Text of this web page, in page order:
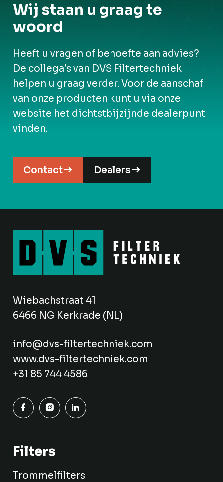
Wij staan u graag te
woord
Heeft u vragen of behoefte aan advies?
De collega’s van DVS Filtertechniek
helpen u graag verder. Voor de aanschaf
van onze producten kunt u via onze
website het dichtstbijzijnde dealerpunt
vinden.
Contact Dealers
Wiebachstraat 41
6466 NG Kerkrade (NL)
info@dvs-filtertechniek.com
www.dvs-filtertechniek.com
+31 85 744 4586
Filters
Trommelfilters